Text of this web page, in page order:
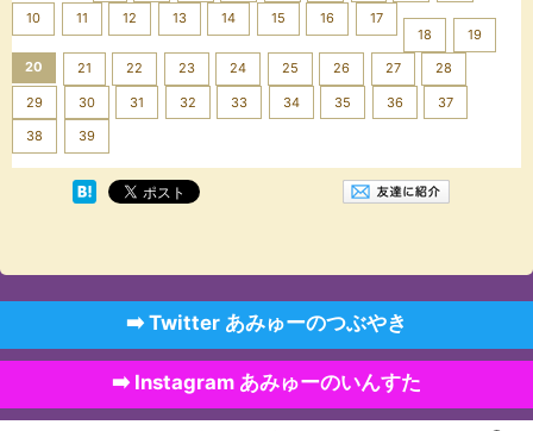
10 11 12 13 14 15 16
17
18
19
20
21 22 23 24 25 26 27 28
29 30 31 32 33 34 35 36 37
38 39
➡️ Twitter あみゅーのつぶやき
➡️ Instagram あみゅーのいんすた